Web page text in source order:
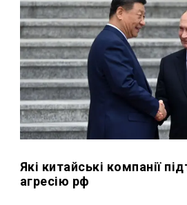
Які китайські компанії
агресію рф